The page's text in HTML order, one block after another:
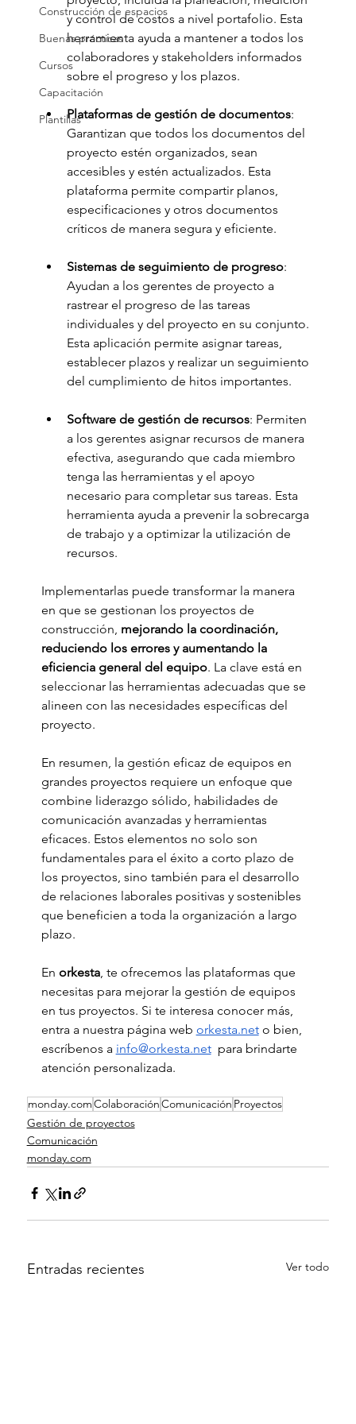
Construcción de espacios
Buenas prácticas
Cursos
Capacitación
Plantillas
y control de costos a nivel portafolio. Esta
herramienta ayuda a mantener a todos los
colaboradores y stakeholders informados
sobre el progreso y los plazos.
Plataformas de gestión de documentos:
Garantizan que todos los documentos del
proyecto estén organizados, sean
accesibles y estén actualizados. Esta
plataforma permite compartir planos,
especificaciones y otros documentos
críticos de manera segura y eficiente.
Sistemas de seguimiento de progreso:
Ayudan a los gerentes de proyecto a
rastrear el progreso de las tareas
individuales y del proyecto en su conjunto.
Esta aplicación permite asignar tareas,
establecer plazos y realizar un seguimiento
del cumplimiento de hitos importantes.
Software de gestión de recursos: Permiten
a los gerentes asignar recursos de manera
efectiva, asegurando que cada miembro
tenga las herramientas y el apoyo
necesario para completar sus tareas. Esta
herramienta ayuda a prevenir la sobrecarga
de trabajo y a optimizar la utilización de
recursos.
Implementarlas puede transformar la manera
en que se gestionan los proyectos de
construcción, mejorando la coordinación,
reduciendo los errores y aumentando la
eficiencia general del equipo. La clave está en
seleccionar las herramientas adecuadas que se
alineen con las necesidades específicas del
proyecto.
En resumen, la gestión eficaz de equipos en
grandes proyectos requiere un enfoque que
combine liderazgo sólido, habilidades de
comunicación avanzadas y herramientas
eficaces. Estos elementos no solo son
fundamentales para el éxito a corto plazo de
los proyectos, sino también para el desarrollo
de relaciones laborales positivas y sostenibles
que beneficien a toda la organización a largo
plazo.
En orkesta, te ofrecemos las plataformas que
necesitas para mejorar la gestión de equipos
en tus proyectos. Si te interesa conocer más,
entra a nuestra página web orkesta.net o bien,
escríbenos a info@orkesta.net para brindarte
atención personalizada.
monday.comColaboraciónComunicación Proyectos
Gestión de proyectos
Comunicación
monday.com
Entradas recientes Ver todo